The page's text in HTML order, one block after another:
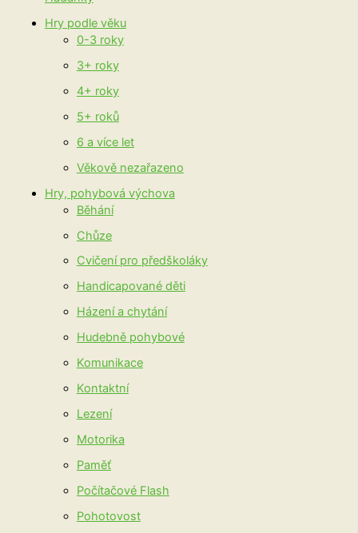
Hry podle věku
0-3 roky
3+ roky
4+ roky
5+ roků
6 a více let
Věkově nezařazeno
Hry, pohybová výchova
Běhání
Chůze
Cvičení pro předškoláky
Handicapované děti
Házení a chytání
Hudebně pohybové
Komunikace
Kontaktní
Lezení
Motorika
Paměť
Počítačové Flash
Pohotovost